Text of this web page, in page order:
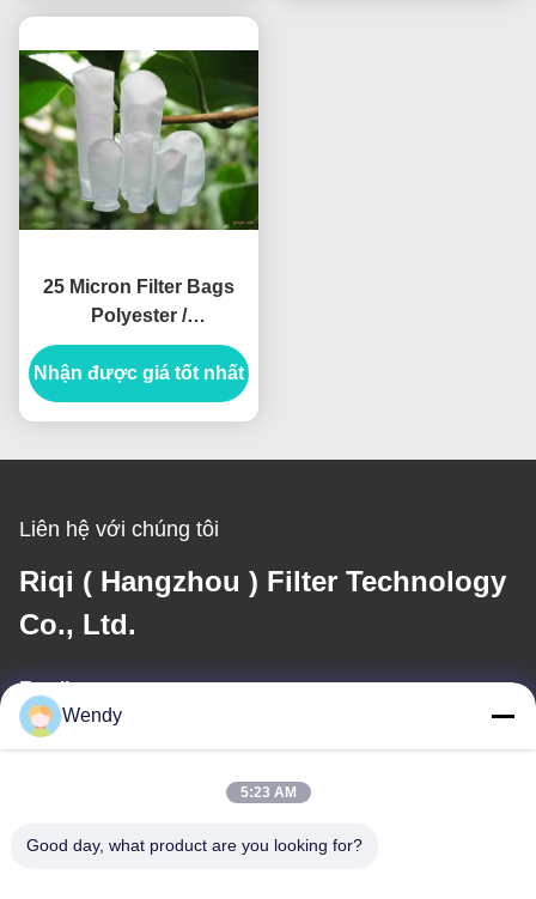
25 Micron Filter Bags
Polyester /
Polypropylene hấp thụ
dầu
Nhận được giá tốt nhất
Liên hệ với chúng tôi
Riqi ( Hangzhou ) Filter Technology
Co., Ltd.
Email
Wendy
5:23 AM
Good day, what product are you looking for?